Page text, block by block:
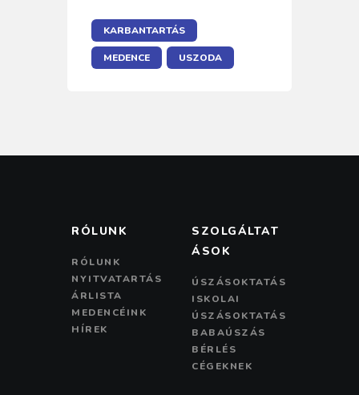
KARBANTARTÁS
MEDENCE USZODA
RÓLUNK
RÓLUNK
NYITVATARTÁS
ÁRLISTA
MEDENCÉINK
HÍREK
SZOLGÁLTAT
ÁSOK
ÚSZÁSOKTATÁS
ISKOLAI
ÚSZÁSOKTATÁS
BABAÚSZÁS
BÉRLÉS
CÉGEKNEK